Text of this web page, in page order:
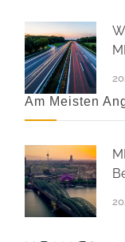
Am Meisten